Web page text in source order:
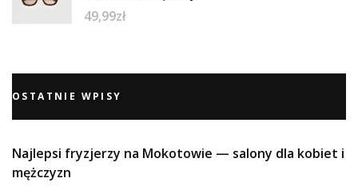
49,99zł
OSTATNIE WPISY
Najlepsi fryzjerzy na Mokotowie — salony dla kobiet i
mężczyzn